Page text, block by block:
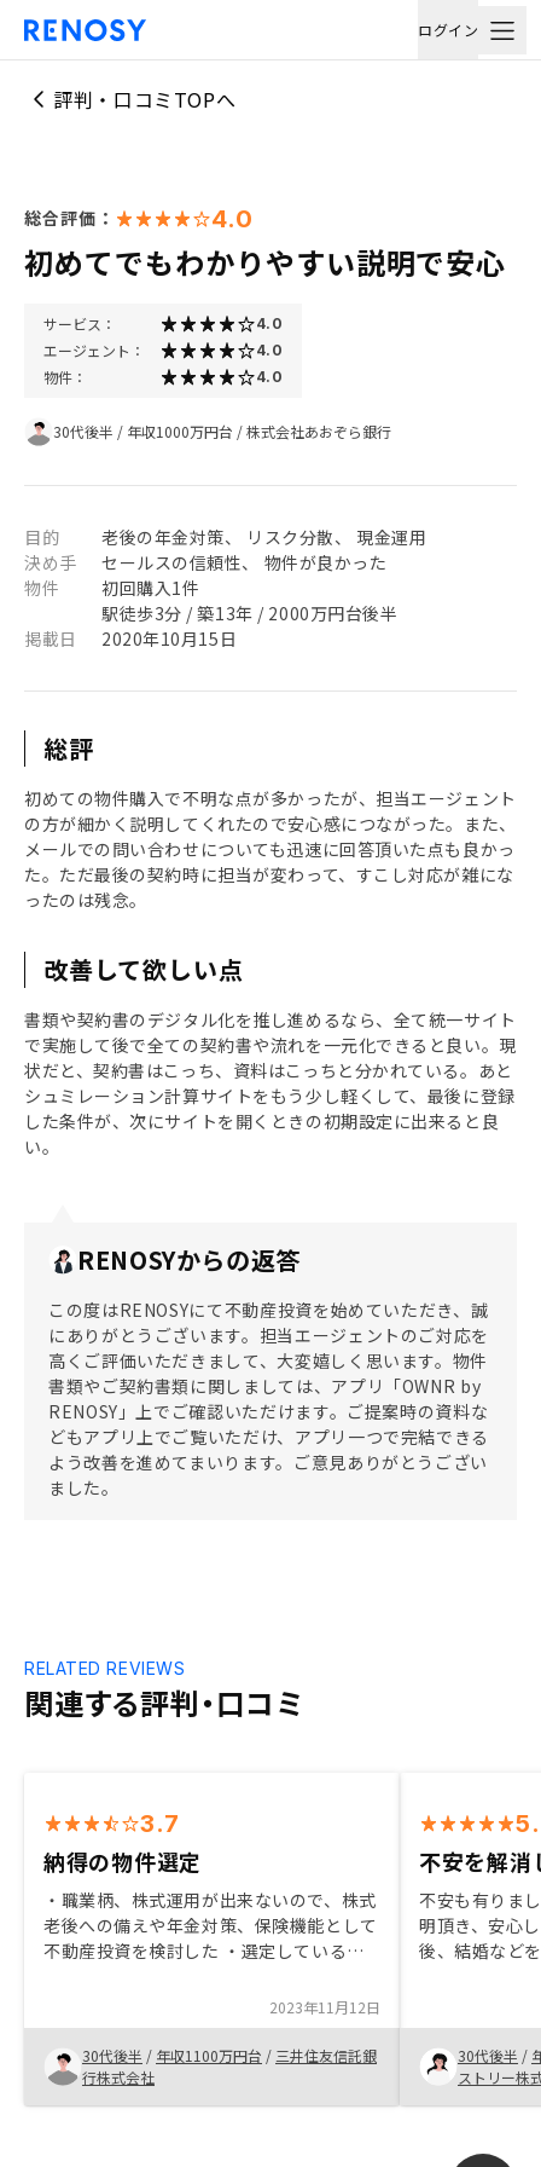
ログイン
評判・口コミTOPへ
総合評価： 4.0
初めてでもわかりやすい説明で安心
サービス： 4.0
エージェント： 4.0
物件： 4.0
30代後半 / 年収1000万円台 /株式会社あおぞら銀行
目的
老後の年金対策、 リスク分散、 現金運用
決め手
セールスの信頼性、 物件が良かった
物件
初回購入1件
駅徒歩3分 / 築13年 / 2000万円台後半
掲載日
2020年10月15日
総評
初めての物件購入で不明な点が多かったが、担当エージェント
の方が細かく説明してくれたので安心感につながった。また、
メールでの問い合わせについても迅速に回答頂いた点も良かっ
た。ただ最後の契約時に担当が変わって、すこし対応が雑にな
ったのは残念。
改善して欲しい点
書類や契約書のデジタル化を推し進めるなら、全て統一サイト
で実施して後で全ての契約書や流れを一元化できると良い。現
状だと、契約書はこっち、資料はこっちと分かれている。あと
シュミレーション計算サイトをもう少し軽くして、最後に登録
した条件が、次にサイトを開くときの初期設定に出来ると良
い。
RENOSYからの返答
この度はRENOSYにて不動産投資を始めていただき、誠
にありがとうございます。担当エージェントのご対応を
高くご評価いただきまして、大変嬉しく思います。物件
書類やご契約書類に関しましては、アプリ「OWNR by
RENOSY」上でご確認いただけます。ご提案時の資料な
どもアプリ上でご覧いただけ、アプリ一つで完結できる
よう改善を進めてまいります。ご意見ありがとうござい
ました。
関連する評判・口コミ
RELATED REVIEWS
3.7
納得の物件選定
・職業柄、株式運用が出来ないので、株式
老後への備えや年金対策、保険機能として
不動産投資を検討した ・選定している物
ないと見込まれる物件であったこと ・テ
クノロジーを駆使した合理化、管理面での
先進性が感じられた・最初の電話勧誘時
(運用ニーズ喚起時)に話した内容(資産背
景、フロー等)を、図やレポートにまとめ
2023年11月12日
30代後半 / 年収1100万円台 / 三井住友信託銀
行株式会社
不安を解消
不安も有りま
明頂き、安心
後、結婚など
ざいました。
30代後半 /
ストリー株